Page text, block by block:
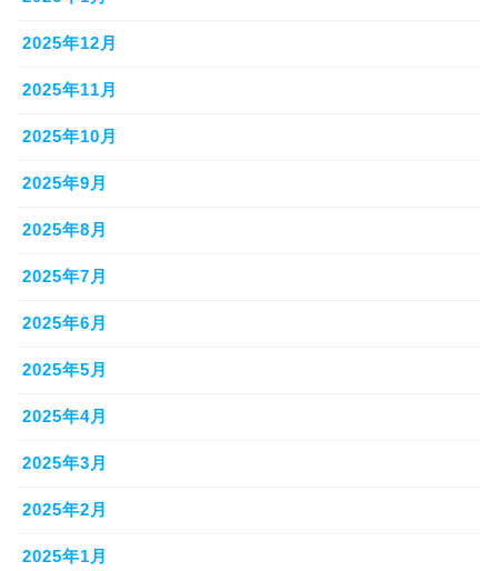
2025年12月
2025年11月
2025年10月
2025年9月
2025年8月
2025年7月
2025年6月
2025年5月
2025年4月
2025年3月
2025年2月
2025年1月